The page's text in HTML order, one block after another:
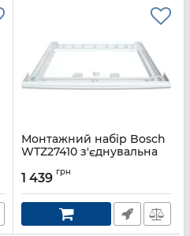
Монтажний набір Bosch
WTZ27410 з'єднувальна
сушильних машин
Артикул: WTZ27410
1 439 грн